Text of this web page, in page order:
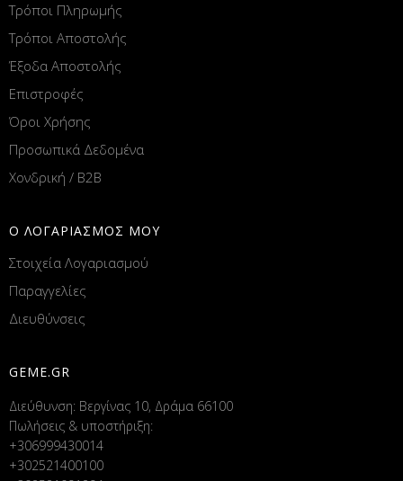
Τρόποι Πληρωμής
Τρόποι Αποστολής
Έξοδα Αποστολής
Επιστροφές
Όροι Χρήσης
Προσωπικά Δεδομένα
Χονδρική / B2B
Ο ΛΟΓΑΡΙΑΣΜΟΣ ΜΟΥ
Στοιχεία Λογαριασμού
Παραγγελίες
Διευθύνσεις
GEME.GR
Διεύθυνση: Βεργίνας 10, Δράμα 66100
Πωλήσεις & υποστήριξη:
+306999430014
+302521400100